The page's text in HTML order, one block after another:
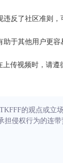
反了社区准则，
于其他用户更容
传视频时，请
的观点或立
担侵权行为的连